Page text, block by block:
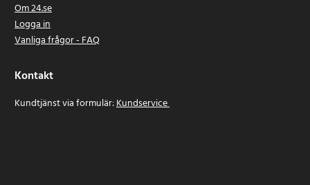
Om 24.se
Logga in
Vanliga frågor - FAQ
Kontakt
Kundtjänst via formulär:Kundservice